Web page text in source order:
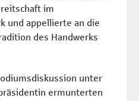
im
und appellierte an die
des Handwerks
unter
ermunterten